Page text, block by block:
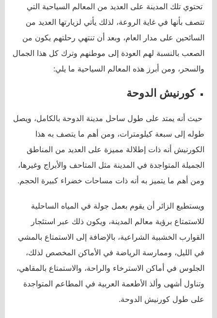
تحتوي تلك المدينة على العديد من المعالم السياحية التي
تتصف بأنها في غاية الروعة، لذلك يأتي لزيارتها العديد من
السائحين على مدار العام، وبعد أن تنتهي رحلتهم يكون من
الصعب بالنسبة لهم العودة إلى موطنهم وترك كل هذا الجمال
والسحر، ومن أبرز هذه المعالم السياحية ما يلي:
كورنيش الدوحة
حيث أنه يمتد على طول ساحل مدينة الدوحة بالكامل، ويصل
طوله إلى سبعة كيلومترات، ومن أهم ما يتصف به هذا
الكورنيش أنه ذات إطلالة مميزة على العديد من المناطق
الجميلة المتواجدة في المدينة مثل المتاحف والأبراج وغيرها،
ومن أهم ما يتميز به أنه ذات مساحات خضراء كبيرة الحجم.
ويستطيع الزائر أن يقوم بعمل جولة في المياه الساحلية
للاستمتاع برؤية معالم المدينة، ويكون ذلك عبر استئجار
القوارب الخشبية الشراعية، بالإضافة إلى الاستمتاع بالمشي
في الليل، وممارسة الرياضة في الأماكن المخصص لذلك،
الجلوس في أماكن الاسترخاء والراحة، والاستمتاع بالمقاهي،
وتناول أشهى وألذ الأطعمة العربية في المطاعم المتواجدة
على طول كورنيش الدوحة.